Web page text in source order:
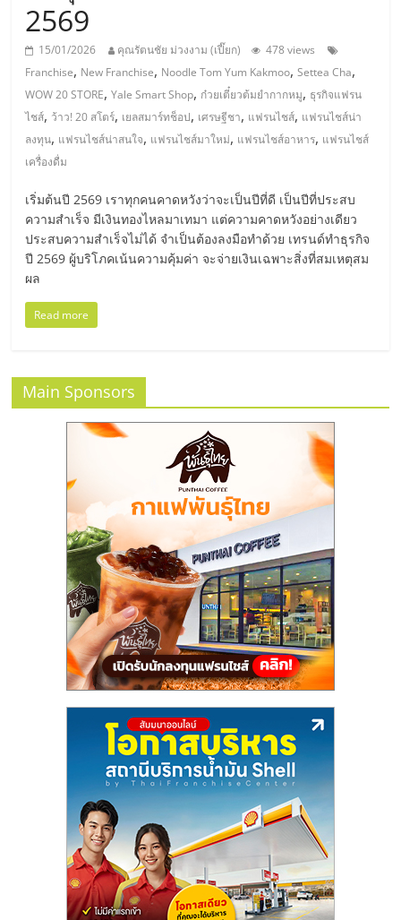
ส
เอ็
มอี
ไทย,
SMEs,
แฟ
รน
ที่
แฟ
ไชส์,
รวม
แฟ
ไชส์
ขาย
แฟ
2569
15/01/2026 คุณรัตนชัย ม่วงงาม (เปี๊ยก)
478 views
Franchise, New Franchise, Noodle Tom Yum Kakmoo,Settea Cha,
WOW 20 STORE,Yale Smart Shop, ก๋วยเตี๋ยวต้มยำกากหมู, ธุรกิจแฟรน
ไชส์, ว้าว! 20 สโตร์, เยลสมาร์ทช็อป, เศรษฐีชา, แฟรนไชส์, แฟรนไชส์น่า
ลงทุน, แฟรนไชส์น่าสนใจ, แฟรนไชส์มาใหม่, แฟรนไชส์อาหาร, แฟรนไชส์
เครื่องดื่ม
เริ่มต้นปี 2569 เราทุกคนคาดหวังว่าจะเป็นปีที่ดี เป็นปีที่ประสบ
ความสำเร็จ มีเงินทองไหลมาเทมา แต่ความคาดหวังอย่างเดียว
ประสบความสำเร็จไม่ได้ จำเป็นต้องลงมือทำด้วย เทรนด์ทำธุรกิจ
ปี 2569 ผู้บริโภคเน้นความคุ้มค่า จะจ่ายเงินเฉพาะสิ่งที่สมเหตุสม
ผล
Read more
Main Sponsors